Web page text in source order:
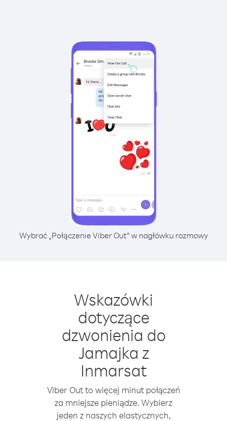
Wybrać „Połączenie Viber Out” w nagłówku rozmowy
Wskazówki
dotyczące
dzwonienia do
Jamajka z
Inmarsat
Viber Out to więcej minut połączeń
za mniejsze pieniądze. Wybierz
jeden z naszych elastycznych,